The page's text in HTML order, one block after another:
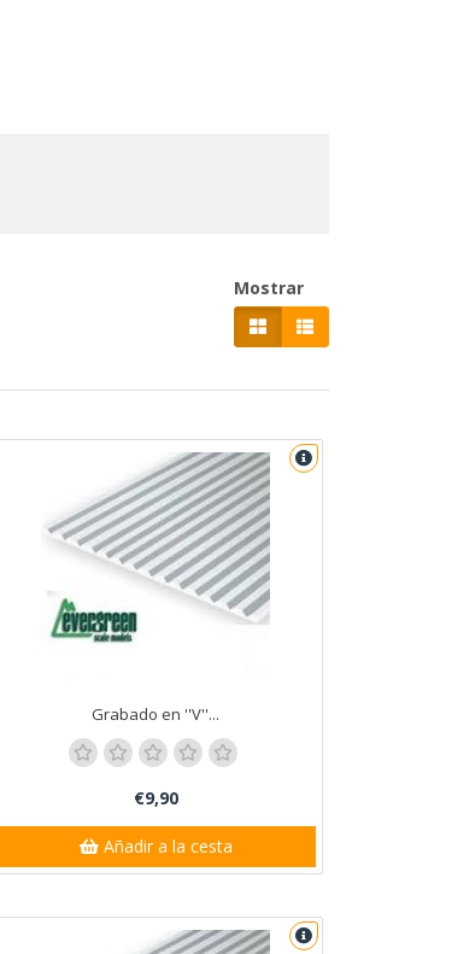
Mostrar
Grabado en ''V''...
€9,90
Añadir a la cesta